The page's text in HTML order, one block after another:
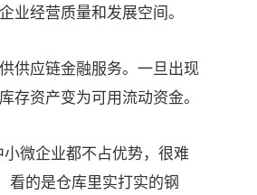
业经营质量和发展空间。
供应链金融服务。一旦出现
资产变为可用流动资金。
微企业都不占优势，很难
看的是仓库里实打实的钢